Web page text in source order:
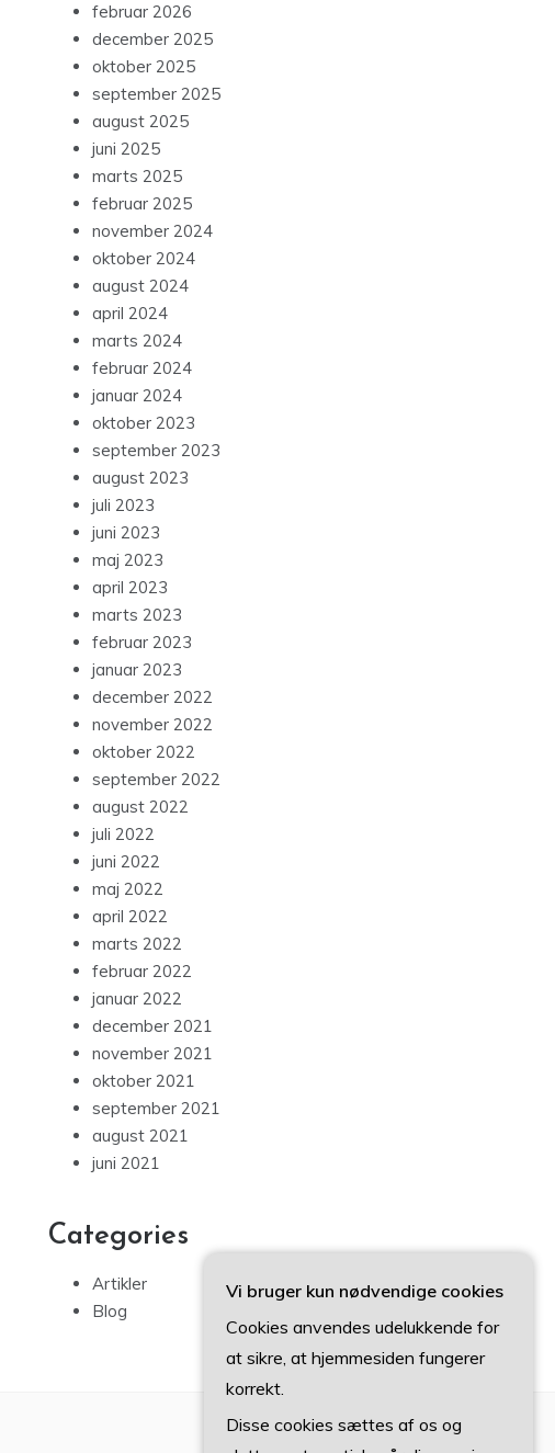
februar 2026
december 2025
oktober 2025
september 2025
august 2025
juni 2025
marts 2025
februar 2025
november 2024
oktober 2024
august 2024
april 2024
marts 2024
februar 2024
januar 2024
oktober 2023
september 2023
august 2023
juli 2023
juni 2023
maj 2023
april 2023
marts 2023
februar 2023
januar 2023
december 2022
november 2022
oktober 2022
september 2022
august 2022
juli 2022
juni 2022
maj 2022
april 2022
marts 2022
februar 2022
januar 2022
december 2021
november 2021
oktober 2021
september 2021
august 2021
juni 2021
Categories
Artikler
Blog
Vi bruger kun nødvendige cookies
Cookies anvendes udelukkende for
at sikre, at hjemmesiden fungerer
korrekt.
Disse cookies sættes af os og